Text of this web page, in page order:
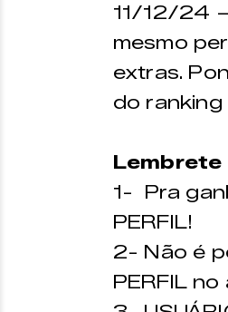
11/12/24
mesmo
extras.
do
1- Pra
PERFIL!
2- Não é
PERFIL